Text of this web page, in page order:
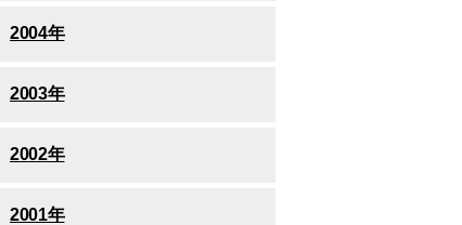
2004年
2003年
2002年
2001年